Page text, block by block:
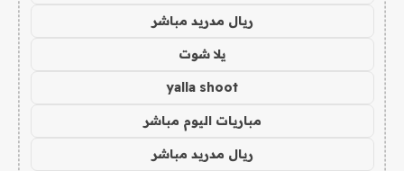
ريال مدريد مباشر
يلا شوت
yalla shoot
مباريات اليوم مباشر
ريال مدريد مباشر